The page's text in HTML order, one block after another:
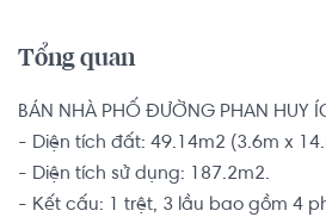
Tổng quan
BÁN NHÀ PHỐ ĐƯỜNG PHAN HUY
- Diện tích đất: 49.14m2 (3.6m x
- Diện tích sử dụng: 187.2m2.
- Kết cấu: 1 trệt, 3 lầu bao gồm 4